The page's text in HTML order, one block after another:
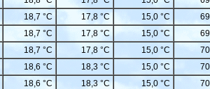
18,7 °C 17,8 °C 15,0 °C
18,7 °C 17,8 °C 15,0 °C
18,7 °C 17,8 °C 15,0 °C
18,6 °C 18,3 °C 15,0 °C
18,6 °C 18,3 °C 15,0 °C